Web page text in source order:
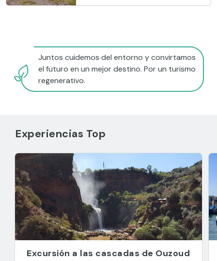
Juntos cuidemos del entorno y convirtamos
el futuro en un mejor destino. Por un turismo
regenerativo.
Experiencias Top
Excursión a las cascadas de Ouzoud